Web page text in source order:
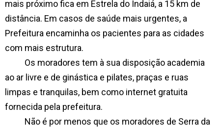
mais próximo fica em Estrela do Indaiá, a 15 km de
distância. Em casos de saúde mais urgentes, a
Prefeitura encaminha os pacientes para as cidades
com mais estrutura.
Os moradores tem à sua disposição academia
ao ar livre e de ginástica e pilates, praças e ruas
limpas e tranquilas, bem como internet gratuita
fornecida pela prefeitura.
Não é por menos que os moradores de Serra da